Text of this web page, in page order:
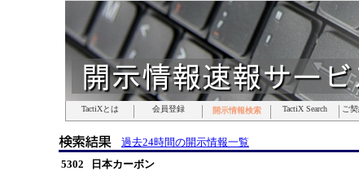
TactiXとは 会員登録 開示情報検索 TactiX Search ご
TactiXとは 会員登録 開示情報検索 TactiX Search ご
TactiXとは 会員登録 開示情報検索 TactiX Search ご
TactiXとは 会員登録 開示情報検索 TactiX Search ご
TactiXとは 会員登録 開示情報検索 TactiX Search ご
TactiXとは 会員登録 開示情報検索 TactiX Search ご
TactiXとは 会員登録 開示情報検索 TactiX Search ご
過去24時間の開示情報一覧
5302 日本カーボン